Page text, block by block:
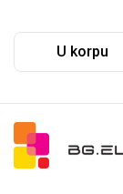
U korpu